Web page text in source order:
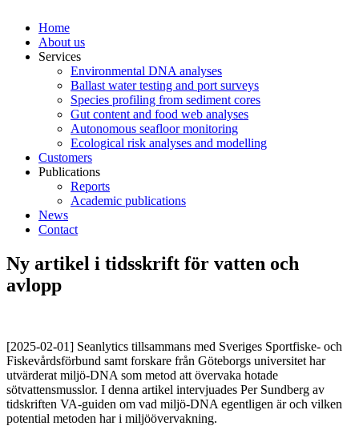
Home
About us
Services
Environmental DNA analyses
Ballast water testing and port surveys
Species profiling from sediment cores
Gut content and food web analyses
Autonomous seafloor monitoring
Ecological risk analyses and modelling
Customers
Publications
Reports
Academic publications
News
Contact
Ny artikel i tidsskrift för vatten och
avlopp
[2025-02-01] Seanlytics tillsammans med Sveriges Sportfiske- och
Fiskevårdsförbund samt forskare från Göteborgs universitet har
utvärderat miljö-DNA som metod att övervaka hotade
sötvattensmusslor. I denna artikel intervjuades Per Sundberg av
tidskriften VA-guiden om vad miljö-DNA egentligen är och vilken
potential metoden har i miljöövervakning.